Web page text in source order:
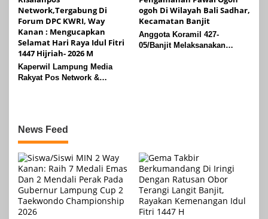
Kaperwil Lampung Media
Rakyat Pos Network &
Raya Idul Fitri 1447 Hijriah-
2026 M
Anggota Koramil 427-
05/Banjit Melaksanakan
News Feed